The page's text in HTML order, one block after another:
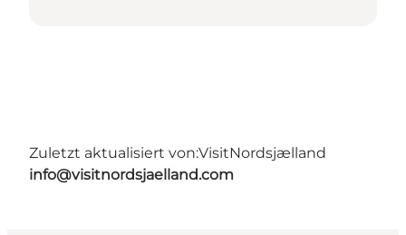
Zuletzt aktualisiert von:VisitNordsjælland
info@visitnordsjaelland.com